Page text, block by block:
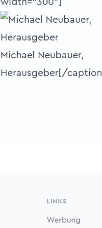
width="300"]
Michael Neubauer,
Herausgeber[/caption]
LINKS
Werbung